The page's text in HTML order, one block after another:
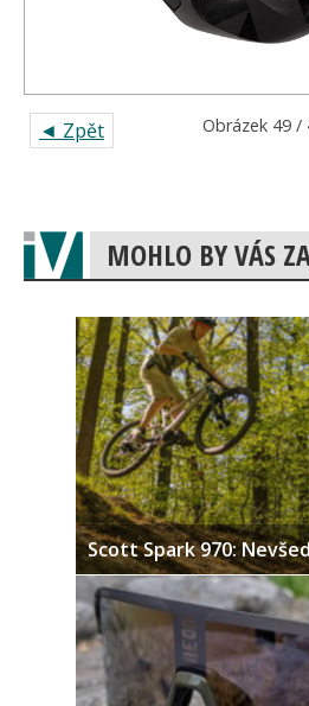
◄ Zpět Obrázek 49 /
MOHLO BY VÁS
Scott Spark 970: